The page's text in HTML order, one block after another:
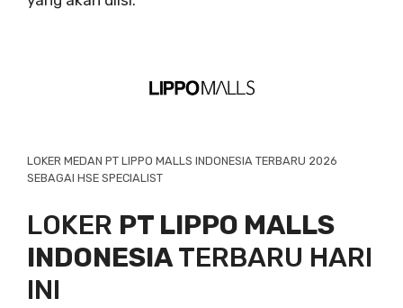
LOKER MEDAN PT LIPPO MALLS INDONESIA TERBARU 2026
SEBAGAI HSE SPECIALIST
LOKER PT LIPPO MALLS
INDONESIATERBARU HARI
INI